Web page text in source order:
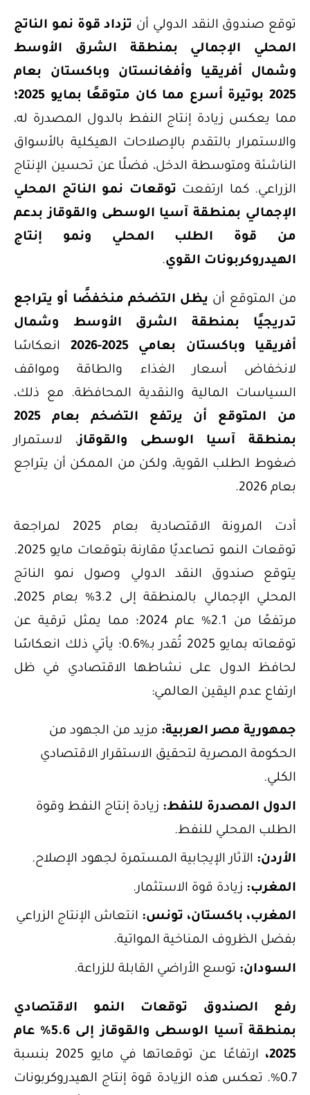
توقع صندوق النقد الدولي أنتزداد قوة نمو الناتج
المحلي الإجمالي بمنطقة الشرق الأوسط
وشمال أفريقيا وأفغانستان وباكستان بعام
2025 بوتيرة أسرع مما كان متوقعًا بمايو 2025؛
مما يعكس زيادة إنتاج النفط بالدول المصدرة له،
والاستمرار بالتقدم بالإصلاحات الهيكلية بالأسواق
الناشئة ومتوسطة الدخل، فضلًا عن تحسين الإنتاج
الزراعي. كما ارتفعتتوقعات نمو الناتج المحلي
الإجمالي بمنطقة آسيا الوسطى والقوقاز بدعم
من قوة الطلب المحلي ونمو إنتاج
الهيدروكربونات القوي.
من المتوقع أنيظلالتضخم منخفضًا أو يتراجع
تدريجيًا
بمنطقة الشرق الأوسط وشمال
أفريقيا وباكستان بعامي 2025-2026
انعكاسًا
لانخفاض أسعار الغذاء والطاقة ومواقف
السياسات المالية والنقدية المحافظة. مع ذلك،
من المتوقع أن
يرتفع التضخم بعام 2025
بمنطقة آسيا الوسطى والقوقاز، لاستمرار
ضغوط الطلب القوية، ولكن من الممكن أن يتراجع
بعام 2026.
أدت المرونة الاقتصادية بعام 2025 لمراجعة
توقعات النمو تصاعديًا مقارنة بتوقعات مايو 2025.
يتوقع صندوق النقد الدولي وصول نمو الناتج
المحلي الإجمالي بالمنطقة إلى 3.2% بعام 2025،
مرتفعًا من 2.1% عام 2024؛ مما يمثل ترقية عن
توقعاته بمايو 2025 تُقدر بـ%0.6؛ يأتي ذلك انعكاسًا
لحافظ الدول على نشاطها الاقتصادي في ظل
ارتفاع عدم اليقين العالمي:
جمهورية مصر العربية:مزيد من الجهود من
الحكومة المصرية لتحقيق الاستقرار الاقتصادي
الكلي.
الدول المصدرة للنفط:زيادة إنتاج النفط وقوة
الطلب المحلي للنفط.
الأردن:الآثار الإيجابية المستمرة لجهود الإصلاح.
المغرب:زيادة قوة الاستثمار.
المغرب، باكستان، تونس:انتعاش الإنتاج الزراعي
بفضل الظروف المناخية المواتية.
السودان:توسع الأراضي القابلة للزراعة.
رفع الصندوق توقعات النمو الاقتصادي
بمنطقة آسيا الوسطى والقوقاز إلى 5.6% عام
2025،
ارتفاعًا عن توقعاتها في مايو 2025 بنسبة
0.7%. تعكس هذه الزيادة قوة إنتاج الهيدروكربونات